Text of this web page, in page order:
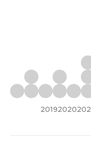
20192020